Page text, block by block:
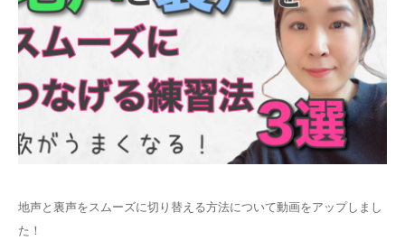
地声と裏声をスムーズに切り替える方法について動画をアップしまし
た！
Blog
Contact